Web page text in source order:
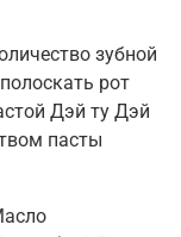
зубной
рот
Дэй ту Дэй
пасты